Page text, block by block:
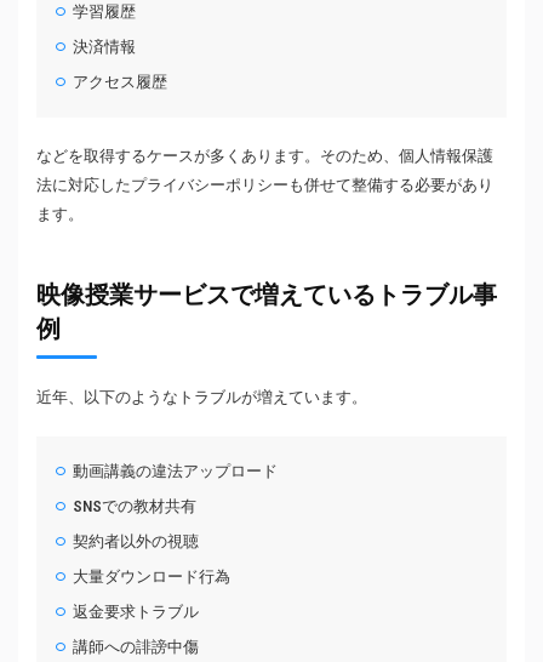
学習履歴
決済情報
アクセス履歴
などを取得するケースが多くあります。そのため、個人情報保護
法に対応したプライバシーポリシーも併せて整備する必要があり
ます。
映像授業サービスで増えているトラブル事
例
近年、以下のようなトラブルが増えています。
動画講義の違法アップロード
SNSでの教材共有
契約者以外の視聴
大量ダウンロード行為
返金要求トラブル
講師への誹謗中傷